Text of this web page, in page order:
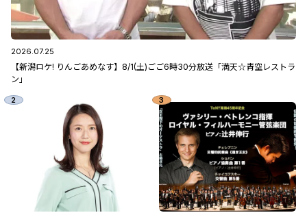
2026.07.25
【新潟ロケ! りんごあめなす】8/1(土)ごご6時30分放送「満天☆青空レストラ
ン」